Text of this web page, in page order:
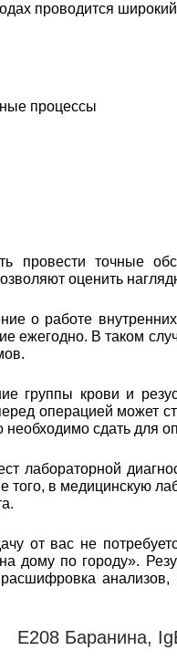
проводится
процессы
точные
оценить
о работе
ежегодно. В таком
группы крови и
операцией может
необходимо сдать для
того, в медицинскую
от вас не
дому по городу».
Е208 Баранина,